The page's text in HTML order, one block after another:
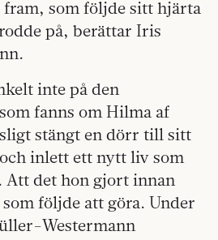
fram, som följde sitt hjärta
på, berättar Iris
inte på den
fanns om Hilma af
stängt en dörr till sitt
inlett ett nytt liv som
Att det hon gjort innan
följde att göra. Under
Westermann